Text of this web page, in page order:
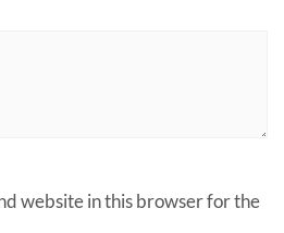
website in this browser for the